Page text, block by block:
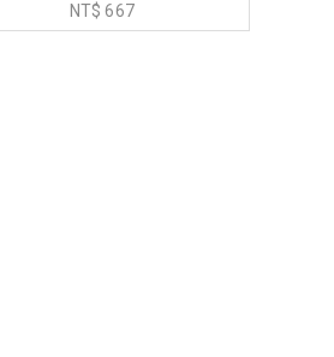
NT$ 667